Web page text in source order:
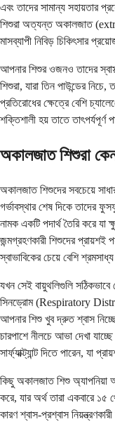
এবং তাদের সামান্য সহায়তার
শিশুরা অত্যন্ত অকালজাত
মাসব্যাপী নিবিড় চিকিৎসার
আপনার শিশুর ওজনও তাদের
শিশুরা, যারা তিন পাউন্ডের
প্রতিরোধের ক্ষেত্রে বেশি
শক্তিশালী হয় তাতে তাৎপর্যপূর্ণ
অকালজাত শিশুরা
অকালজাত শিশুদের সবচেয়ে
গর্ভাবস্থার শেষ দিকে তাদের
নামক একটি পদার্থ তৈরি করে যা
জন্মগ্রহণকারী শিশুদের প্রায়শই
স্বাভাবিকের চেয়ে বেশি
যখন সেই বায়ুথলিগুলি সঠিকভাবে
সিনড্রোম (Respiratory
আপনার শিশু খুব দ্রুত শ্বাস
চারপাশে নীলচে আভা দেখা
সার্ফ্যাক্ট্যান্ট দিতে পারেন, যা
কিছু অকালজাত শিশু
করে, যার অর্থ তারা একবারে
কারণ শ্বাস-প্রশ্বাস